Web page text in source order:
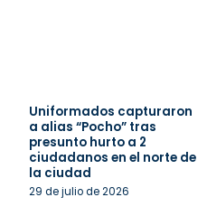
Uniformados capturaron
a alias “Pocho” tras
presunto hurto a 2
ciudadanos en el norte de
la ciudad
29 de julio de 2026